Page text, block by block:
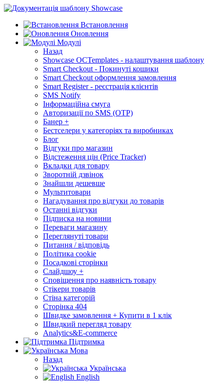
Встановлення
Оновлення
Модулі
Назад
Showcase OCTemplates - налаштування шаблону
Smart Checkout - Покинуті кошики
Smart Checkout оформлення замовлення
Smart Register - реєстрація клієнтів
SMS Notify
Інформаційна смуга
Авторизації по SMS (OTP)
Банер +
Бестселери у категоріях та виробниках
Блог
Відгуки про магазин
Відстеження цін (Price Tracker)
Вкладки для товару
Зворотній дзвінок
Знайшли дешевше
Мультитовари
Нагадування про відгуки до товарів
Останні відгуки
Підписка на новини
Переваги магазину
Переглянуті товари
Питання / відповідь
Політика cookie
Посадкові сторінки
Слайдшоу +
Сповіщення про наявність товару
Стікери товарів
Стіна категорій
Сторінка 404
Швидке замовлення + Купити в 1 клік
Швидкий перегляд товару
Analytics&E-commerce
Підтримка
Мова
Назад
Українська
English